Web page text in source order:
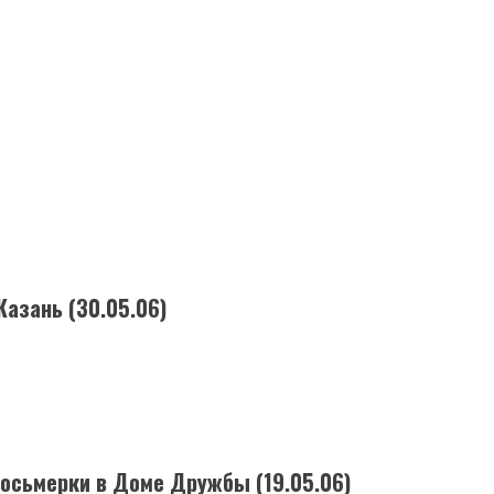
(30.05.06)
в Доме Дружбы (19.05.06)